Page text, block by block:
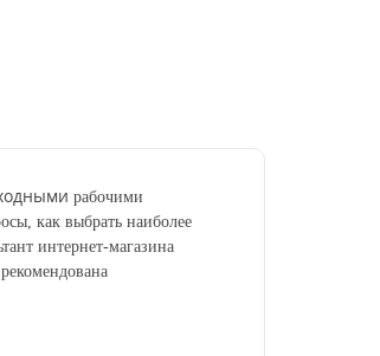
рабочими
как выбрать наиболее
интернет-магазина
рекомендована